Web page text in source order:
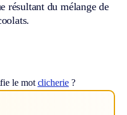
résultant du mélange de
le mot clicherie?